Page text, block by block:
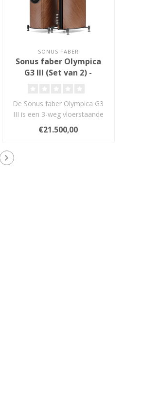
SONUS FABER
Sonus faber Olympica
G3 III (Set van 2) -
De Sonus faber Olympica G3
III is een 3-weg vloerstaande
luidspreker met Damped ..
€21.500,00